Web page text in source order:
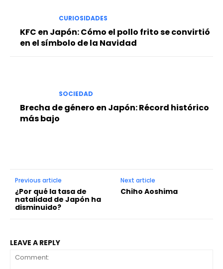
CURIOSIDADES
KFC en Japón: Cómo el pollo frito se convirtió
en el símbolo de la Navidad
SOCIEDAD
Brecha de género en Japón: Récord histórico
más bajo
Previous article
¿Por qué la tasa de
natalidad de Japón ha
disminuido?
Next article
Chiho Aoshima
LEAVE A REPLY